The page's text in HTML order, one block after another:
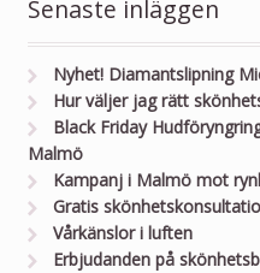
Senaste inläggen
Nyhet! Diamantslipning
Hur väljer jag rätt
Black Friday
Malmö
Kampanj i Malmö mot
Gratis
Vårkänslor i luften
Erbjudanden på